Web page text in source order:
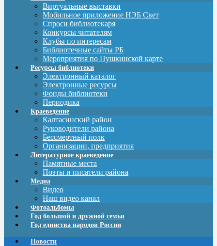
Виртуальные выставки
Мобильное приложение НЭБ Свет
Спроси библиотекаря
Конкурсы читателям
Клубы по интересам
Библиотечные сайты РБ
Мероприятия по Пушкинской карте
Ресурсы библиотеки
Электронный каталог
Электронные ресурсы
Фонды библиотеки
Периодика
Краеведение
Калтасинский район
Руководители района
Бессмертный полк
Организации, предприятия
Литературное краеведение
Памятные места
Поэты и писатели района
Медиа
Видео
Наш видео канал
Фотоальбомы
Год большой и дружной семьи
Год единства народов России
Новости